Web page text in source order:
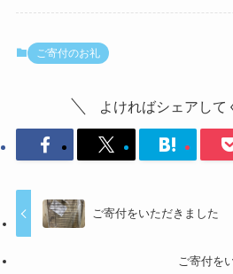
ご寄付のお礼
よければシェアして
ご寄付をいただきました
ご寄付を